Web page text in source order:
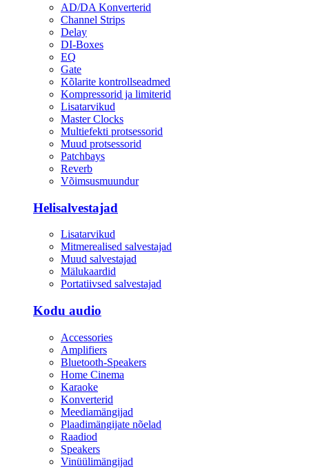
AD/DA Konverterid
Channel Strips
Delay
DI-Boxes
EQ
Gate
Kõlarite kontrollseadmed
Kompressorid ja limiterid
Lisatarvikud
Master Clocks
Multiefekti protsessorid
Muud protsessorid
Patchbays
Reverb
Võimsusmuundur
Helisalvestajad
Lisatarvikud
Mitmerealised salvestajad
Muud salvestajad
Mälukaardid
Portatiivsed salvestajad
Kodu audio
Accessories
Amplifiers
Bluetooth-Speakers
Home Cinema
Karaoke
Konverterid
Meediamängijad
Plaadimängijate nõelad
Raadiod
Speakers
Vinüülimängijad